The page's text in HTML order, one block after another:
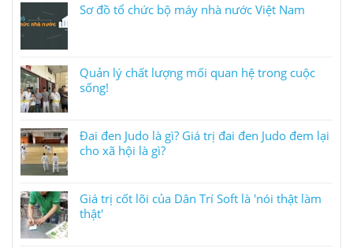
Sơ đồ tổ chức bộ máy nhà nước Việt Nam
Quản lý chất lượng mối quan hệ trong cuộc
sống!
Đai đen Judo là gì? Giá trị đai đen Judo đem lại
cho xã hội là gì?
Giá trị cốt lõi của Dân Trí Soft là 'nói thật làm
thật'